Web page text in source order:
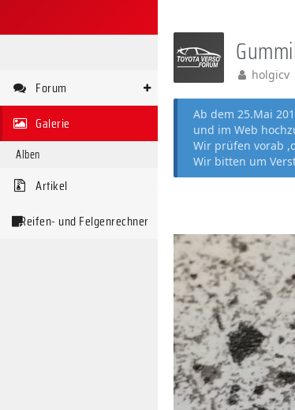
Forum
Galerie
Alben
Artikel
Reifen- und Felgenrechner
holgicv
Ab dem 25.Mai
und im Web
Wir prüfen vorab
Wir bitten um